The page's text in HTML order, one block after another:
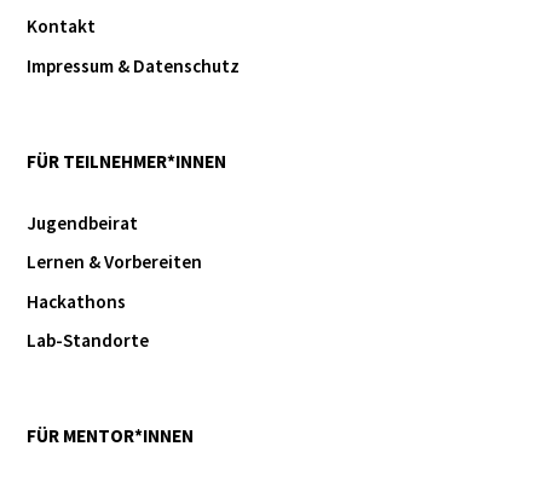
Kontakt
Impressum & Datenschutz
FÜR TEILNEHMER*INNEN
Jugendbeirat
Lernen & Vorbereiten
Hackathons
Lab-Standorte
FÜR MENTOR*INNEN